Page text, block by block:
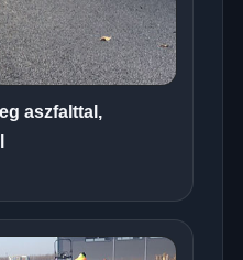
aszfalttal,